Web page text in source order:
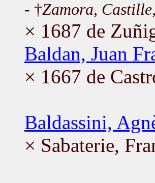
- †Zamora,
× 1687 de
Baldan, Juan
× 1667 de
Baldassini,
× Sabaterie,